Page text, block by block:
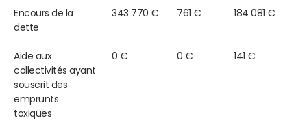
Encours de la
dette
343 770 € 761 € 184 081 €
Aide aux
collectivités ayant
souscrit des
emprunts
toxiques
0 € 0 € 141 €